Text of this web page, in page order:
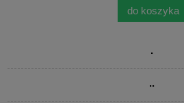
do koszyka
.
..